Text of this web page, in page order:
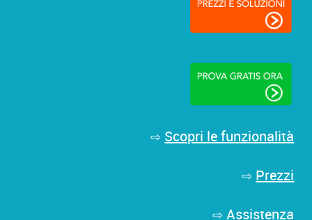
⇨ Scopri le funzionalità
⇨ Prezzi
⇨ Assistenza